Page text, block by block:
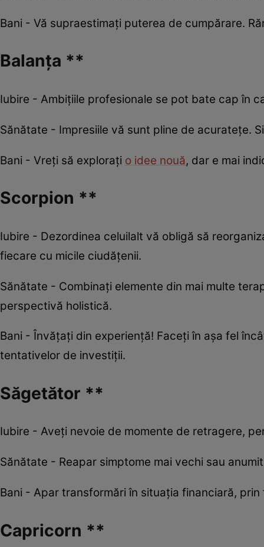
Bani - Vă supraestimați puterea de cumpărare.
Balanța **
Iubire - Ambițiile profesionale se pot bate cap în
Sănătate - Impresiile vă sunt pline de acuratețe.
Bani - Vreți să explorați o idee nouă, dar e mai
Scorpion **
Iubire - Dezordinea celuilalt vă obligă să
fiecare cu micile ciudățenii.
Sănătate - Combinați elemente din mai multe
perspectivă holistică.
Bani - Învățați din experiență! Faceți în așa fel
tentativelor de investiții.
Săgetător **
Iubire - Aveți nevoie de momente de retragere,
Sănătate - Reapar simptome mai vechi sau
Bani - Apar transformări în situația financiară,
Capricorn **